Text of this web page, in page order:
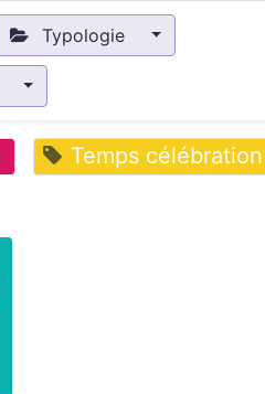
Typologie
Temps célébration